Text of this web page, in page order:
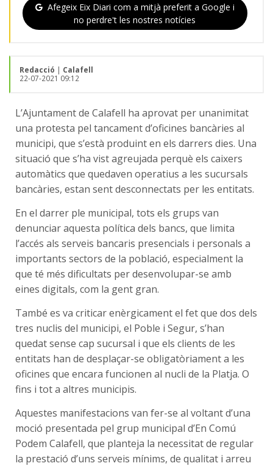
Afegeix Eix Diari com a mitjà preferit a Google i
no perdre't les nostres notícies
Redacció | Calafell
22-07-2021 09:12
L’Ajuntament de Calafell ha aprovat per unanimitat
una protesta pel tancament d’oficines bancàries al
municipi, que s’està produint en els darrers dies. Una
situació que s’ha vist agreujada perquè els caixers
automàtics que quedaven operatius a les sucursals
bancàries, estan sent desconnectats per les entitats.
En el darrer ple municipal, tots els grups van
denunciar aquesta política dels bancs, que limita
l’accés als serveis bancaris presencials i personals a
importants sectors de la població, especialment la
que té més dificultats per desenvolupar-se amb
eines digitals, com la gent gran.
També es va criticar enèrgicament el fet que dos dels
tres nuclis del municipi, el Poble i Segur, s’han
quedat sense cap sucursal i que els clients de les
entitats han de desplaçar-se obligatòriament a les
oficines que encara funcionen al nucli de la Platja. O
fins i tot a altres municipis.
Aquestes manifestacions van fer-se al voltant d’una
moció presentada pel grup municipal d’En Comú
Podem Calafell, que planteja la necessitat de regular
la prestació d’uns serveis mínims, de qualitat i arreu